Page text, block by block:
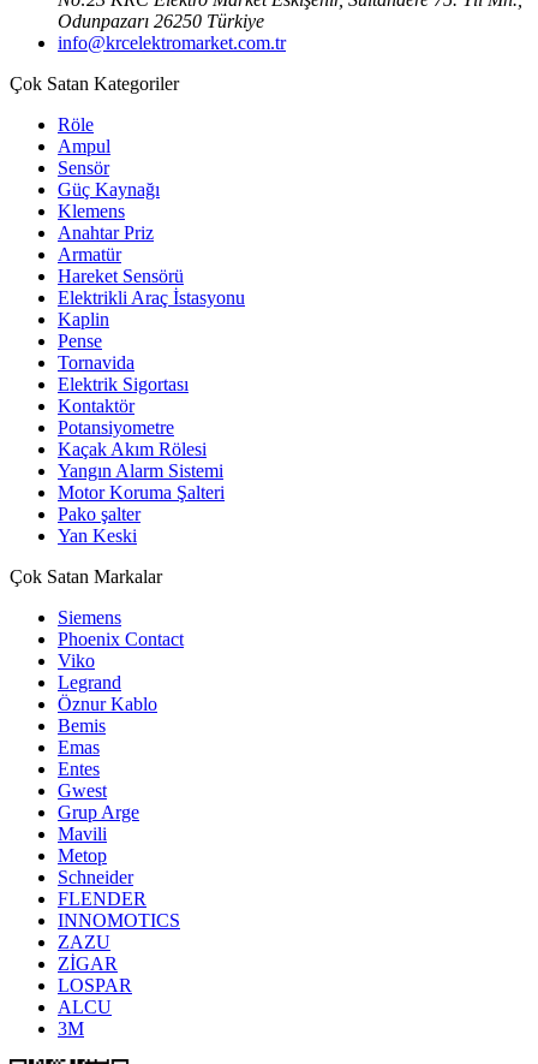
Odunpazarı 26250 Türkiye
info@krcelektromarket.com.tr
Çok Satan Kategoriler
Röle
Ampul
Sensör
Güç Kaynağı
Klemens
Anahtar Priz
Armatür
Hareket Sensörü
Elektrikli Araç İstasyonu
Kaplin
Pense
Tornavida
Elektrik Sigortası
Kontaktör
Potansiyometre
Kaçak Akım Rölesi
Yangın Alarm Sistemi
Motor Koruma Şalteri
Pako şalter
Yan Keski
Çok Satan Markalar
Siemens
Phoenix Contact
Viko
Legrand
Öznur Kablo
Bemis
Emas
Entes
Gwest
Grup Arge
Mavili
Metop
Schneider
FLENDER
INNOMOTICS
ZAZU
ZİGAR
LOSPAR
ALCU
3M